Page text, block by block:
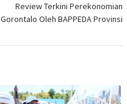
Review Terkini Perekonomian
Gorontalo Oleh BAPPEDA Provinsi